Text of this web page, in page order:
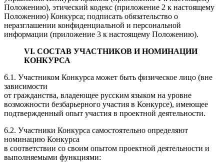
Положению), этический кодекс (приложение 2 к настоящему
Положению) Конкурса; подписать обязательство о
неразглашении конфиденциальной и персональной
информации (приложение 3 к настоящему Положению).
VI. СОСТАВ УЧАСТНИКОВ И НОМИНАЦИИ
КОНКУРСА
6.1. Участником Конкурса может быть физическое лицо (вне
зависимости
от гражданства, владеющее русским языком на уровне
возможности безбарьерного участия в Конкурсе), имеющее
подтвержденный опыт участия в проектной деятельности.
6.2. Участники Конкурса самостоятельно определяют
номинацию Конкурса
в соответствии со своим опытом проектной деятельности и
выполняемыми функциями: